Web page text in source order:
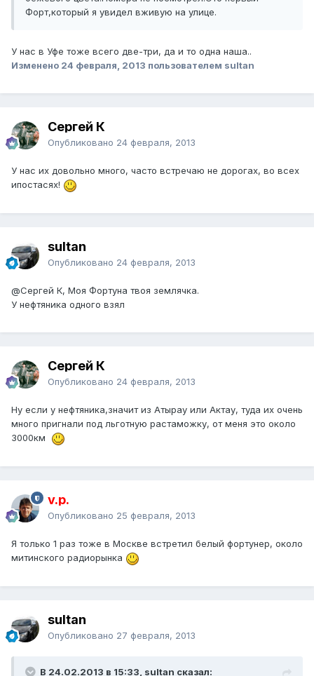
Форт,который я увидел вживую на улице.
У нас в Уфе тоже всего две-три, да и то одна наша..
Изменено 24 февраля, 2013 пользователем sultan
Сергей К
Опубликовано 24 февраля, 2013
У нас их довольно много, часто встречаю не дорогах, во всех
ипостасях!
sultan
Опубликовано 24 февраля, 2013
@Сергей К, Моя Фортуна твоя землячка.
У нефтяника одного взял
Сергей К
Опубликовано 24 февраля, 2013
Ну если у нефтяника,значит из Атырау или Актау, туда их очень
много пригнали под льготную растаможку, от меня это около
3000км
v.p.
Опубликовано 25 февраля, 2013
Я только 1 раз тоже в Москве встретил белый фортунер, около
митинского радиорынка
sultan
Опубликовано 27 февраля, 2013
В 24.02.2013 в 15:33, sultan сказал: